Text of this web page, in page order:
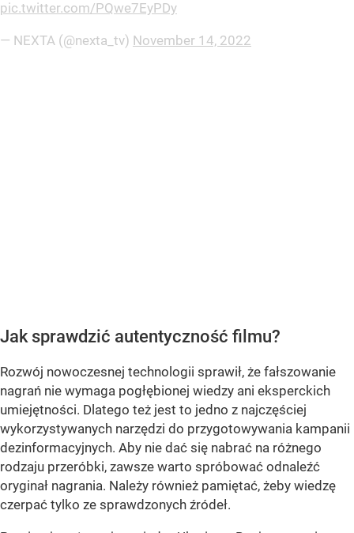
pic.twitter.com/PQwe7EyPDy
— NEXTA (@nexta_tv) November 14, 2022
Jak sprawdzić autentyczność filmu?
Rozwój nowoczesnej technologii sprawił, że fałszowanie
nagrań nie wymaga pogłębionej wiedzy ani eksperckich
umiejętności. Dlatego też jest to jedno z najczęściej
wykorzystywanych narzędzi do przygotowywania kampanii
dezinformacyjnych. Aby nie dać się nabrać na różnego
rodzaju przeróbki, zawsze warto spróbować odnaleźć
oryginał nagrania. Należy również pamiętać, żeby wiedzę
czerpać tylko ze sprawdzonych źródeł.